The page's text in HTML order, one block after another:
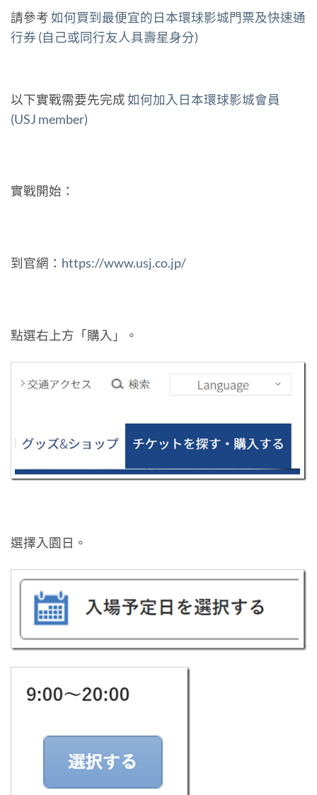
請參考如何買到最便宜的日本環球影城門票及快速通
行券 (自己或同行友人具壽星身分)
以下實戰需要先完成如何加入日本環球影城會員
(USJ member)
實戰開始：
到官網： https://www.usj.co.jp/
點選右上方「購入」。
選擇入園日。